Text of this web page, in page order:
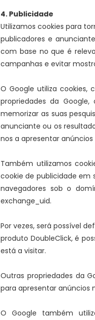
4. Publicidade
Utilizamos cookies para
publicadores e
com base no que é
campanhas e evitar
O Google utiliza cookies,
propriedades da
memorizar as suas
anunciante ou os
nos a apresentar
Também utilizamos
cookie de publicidade em
navegadores sob o
exchange_uid.
Por vezes, será possível
produto DoubleClick, é
está a visitar.
Outras propriedades da
para apresentar anúncios
O Google também